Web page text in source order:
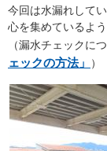
今回は水漏れして
心を集めているよう
（漏水チェックに
ェックの方法」
）